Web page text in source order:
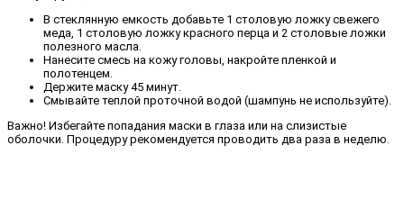
В стеклянную емкость добавьте 1 столовую ложку свежего
меда, 1 столовую ложку красного перца и 2 столовые ложки
полезного масла.
Нанесите смесь на кожу головы, накройте пленкой и
полотенцем.
Держите маску 45 минут.
Смывайте теплой проточной водой (шампунь не используйте).
Важно! Избегайте попадания маски в глаза или на слизистые
оболочки. Процедуру рекомендуется проводить два раза в неделю.